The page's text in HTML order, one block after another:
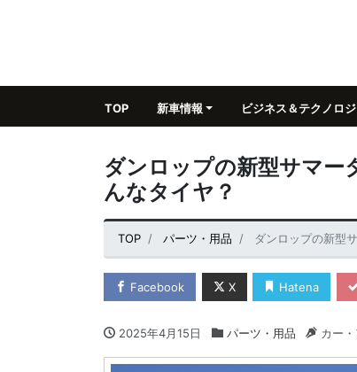
TOP 新車情報 ビジネス＆テクノロ
ダンロップの新型サマー
んなタイヤ？
TOP パーツ・用品 ダンロップの新型
Facebook X Hatena
2025年4月15日 パーツ・用品 カー